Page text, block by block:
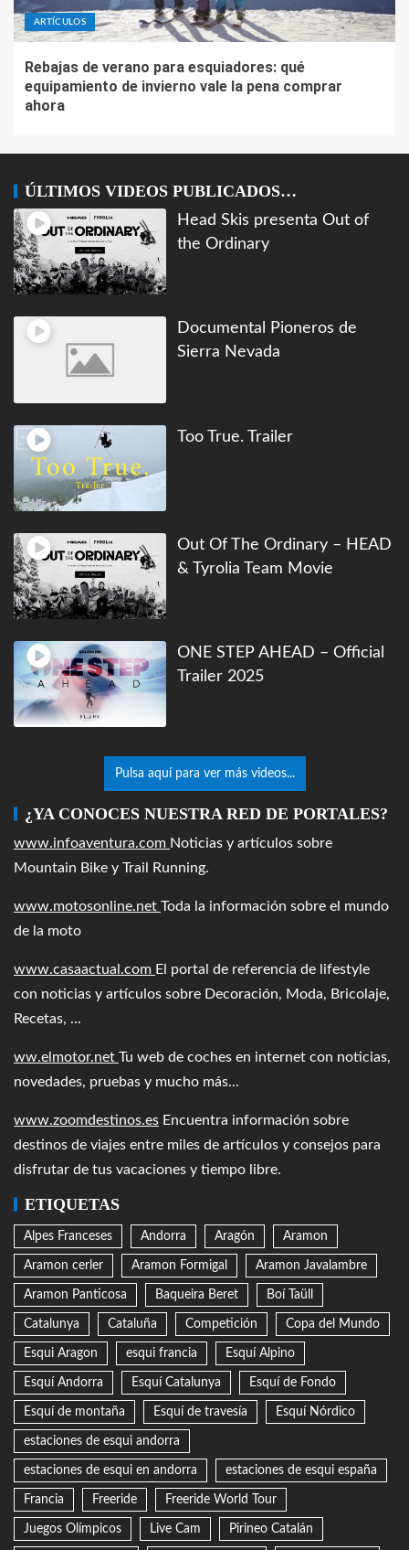
ARTÍCULOS
Rebajas de verano para esquiadores: qué
equipamiento de invierno vale la pena comprar
ahora
ÚLTIMOS VIDEOS PUBLICADOS…
Head Skis presenta Out of
the Ordinary
Documental Pioneros de
Sierra Nevada
Too True. Trailer
Out Of The Ordinary – HEAD
& Tyrolia Team Movie
ONE STEP AHEAD – Official
Trailer 2025
Pulsa aquí para ver más videos...
¿YA CONOCES NUESTRA RED DE PORTALES?
www.infoaventura.com Noticias y artículos sobre
Mountain Bike y Trail Running.
www.motosonline.net Toda la información sobre el mundo
de la moto
www.casaactual.com El portal de referencia de lifestyle
con noticias y artículos sobre Decoración, Moda, Bricolaje,
Recetas, ...
ww.elmotor.net Tu web de coches en internet con noticias,
novedades, pruebas y mucho más...
www.zoomdestinos.es Encuentra información sobre
destinos de viajes entre miles de artículos y consejos para
disfrutar de tus vacaciones y tiempo libre.
ETIQUETAS
Alpes Franceses Andorra Aragón Aramon
Aramon cerler Aramon Formigal Aramon Javalambre
Aramon Panticosa Baqueira Beret Boí Taüll
Catalunya Cataluña Competición Copa del Mundo
Esqui Aragon esqui francia Esquí Alpino
Esquí Andorra Esquí Catalunya Esquí de Fondo
Esquí de montaña Esquí de travesía Esquí Nórdico
estaciones de esqui andorra
estaciones de esqui en andorra estaciones de esqui españa
Francia Freeride Freeride World Tour
Juegos Olímpicos Live Cam Pirineo Catalán